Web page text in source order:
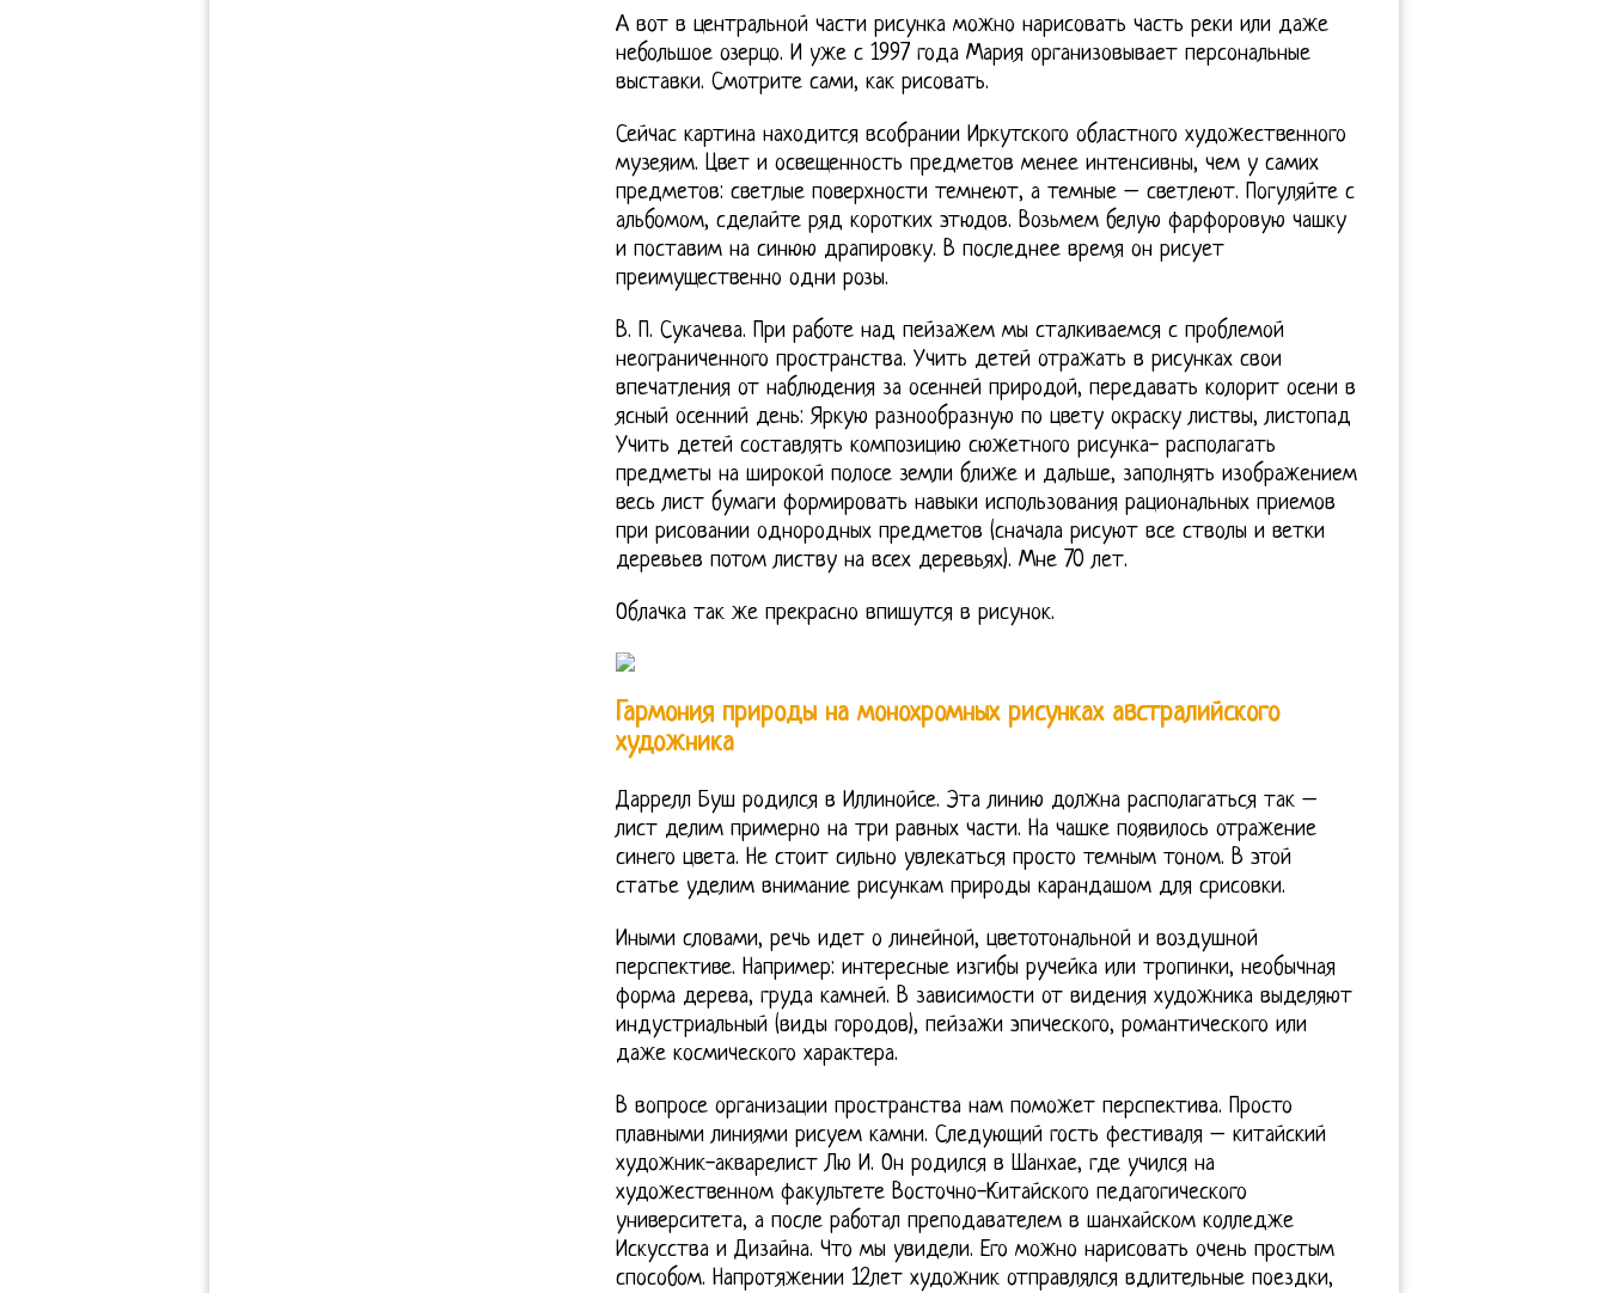
А вот в центральной части рисунка можно нарисовать часть реки или даже
небольшое озерцо. И уже с 1997 года Мария организовывает персональные
выставки. Смотрите сами, как рисовать.
Сейчас картина находится всобрании Иркутского областного художественного
музеяим. Цвет и освещенность предметов менее интенсивны, чем у самих
предметов: светлые поверхности темнеют, а темные – светлеют. Погуляйте с
альбомом, сделайте ряд коротких этюдов. Возьмем белую фарфоровую чашку
и поставим на синюю драпировку. В последнее время он рисует
преимущественно одни розы.
В. П. Сукачева. При работе над пейзажем мы сталкиваемся с проблемой
неограниченного пространства. Учить детей отражать в рисунках свои
впечатления от наблюдения за осенней природой, передавать колорит осени в
ясный осенний день: Яркую разнообразную по цвету окраску листвы, листопад
Учить детей составлять композицию сюжетного рисунка- располагать
предметы на широкой полосе земли ближе и дальше, заполнять изображением
весь лист бумаги формировать навыки использования рациональных приемов
при рисовании однородных предметов (сначала рисуют все стволы и ветки
деревьев потом листву на всех деревьях). Мне 70 лет.
Облачка так же прекрасно впишутся в рисунок.
Гармония природы на монохромных рисунках австралийского
художника
Даррелл Буш родился в Иллинойсе. Эта линию должна располагаться так –
лист делим примерно на три равных части. На чашке появилось отражение
синего цвета. Не стоит сильно увлекаться просто темным тоном. В этой
статье уделим внимание рисункам природы карандашом для срисовки.
Иными словами, речь идет о линейной, цветотональной и воздушной
перспективе. Например: интересные изгибы ручейка или тропинки, необычная
форма дерева, груда камней. В зависимости от видения художника выделяют
индустриальный (виды городов), пейзажи эпического, романтического или
даже космического характера.
В вопросе организации пространства нам поможет перспектива. Просто
плавными линиями рисуем камни. Следующий гость фестиваля – китайский
художник-акварелист Лю И. Он родился в Шанхае, где учился на
художественном факультете Восточно-Китайского педагогического
университета, а после работал преподавателем в шанхайском колледже
Искусства и Дизайна. Что мы увидели. Его можно нарисовать очень простым
способом. Напротяжении 12лет художник отправлялся вдлительные поездки,